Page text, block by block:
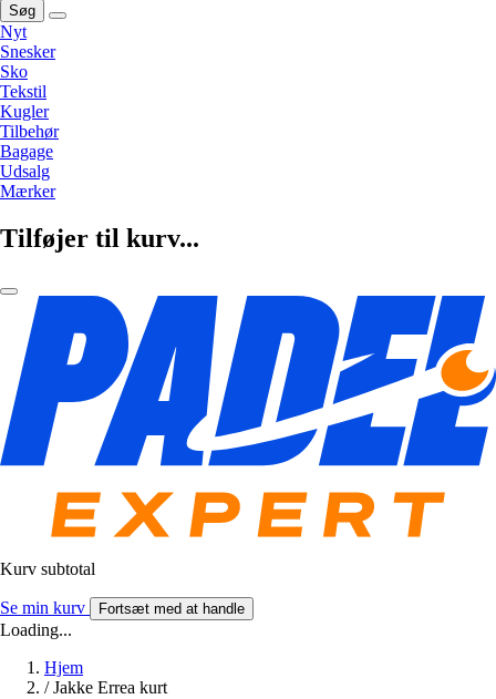
Søg
Nyt
Snesker
Sko
Tekstil
Kugler
Tilbehør
Bagage
Udsalg
Mærker
Tilføjer til kurv...
Kurv subtotal
Se min kurv Fortsæt med at handle
Loading...
Hjem
/ Jakke Errea kurt